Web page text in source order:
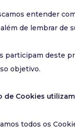
entender
de lembrar de
participam deste
objetivo.
de Cookies
todos os